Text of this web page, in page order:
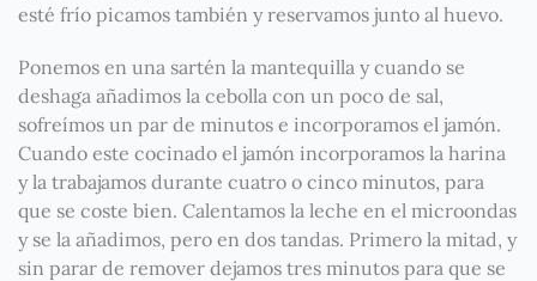
esté frío picamos también y reservamos junto al huevo.
Ponemos en una sartén la mantequilla y cuando se
deshaga añadimos la cebolla con un poco de sal,
sofreímos un par de minutos e incorporamos el jamón.
Cuando este cocinado el jamón incorporamos la harina
y la trabajamos durante cuatro o cinco minutos, para
que se coste bien. Calentamos la leche en el microondas
y se la añadimos, pero en dos tandas. Primero la mitad, y
sin parar de remover dejamos tres minutos para que se